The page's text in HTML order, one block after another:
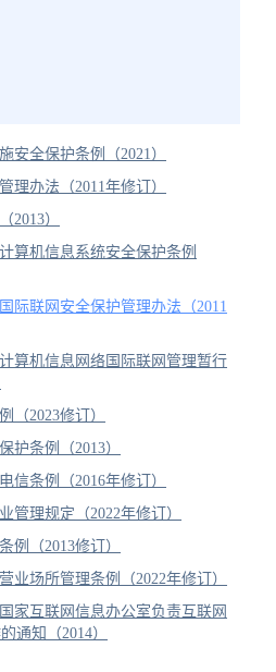
安全保护条例（2021）
理办法（2011年修订）
2013）
算机信息系统安全保护条例
际联网安全保护管理办法（2011
算机信息网络国际联网管理暂行
（2023修订）
护条例（2013）
信条例（2016年修订）
管理规定（2022年修订）
例（2013修订）
业场所管理条例（2022年修订）
家互联网信息办公室负责互联网
通知（2014）